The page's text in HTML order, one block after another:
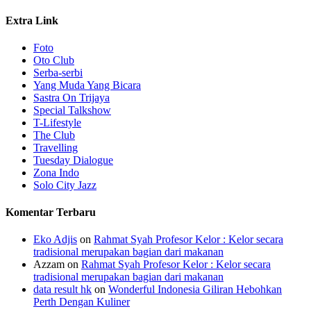
Extra Link
Foto
Oto Club
Serba-serbi
Yang Muda Yang Bicara
Sastra On Trijaya
Special Talkshow
T-Lifestyle
The Club
Travelling
Tuesday Dialogue
Zona Indo
Solo City Jazz
Komentar Terbaru
Eko Adjis on Rahmat Syah Profesor Kelor : Kelor secara
tradisional merupakan bagian dari makanan
Azzam on Rahmat Syah Profesor Kelor : Kelor secara
tradisional merupakan bagian dari makanan
data result hk on Wonderful Indonesia Giliran Hebohkan
Perth Dengan Kuliner